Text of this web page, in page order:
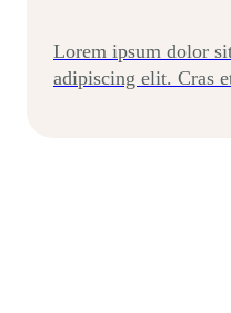
Lorem ipsum dolor
adipiscing elit. Cras